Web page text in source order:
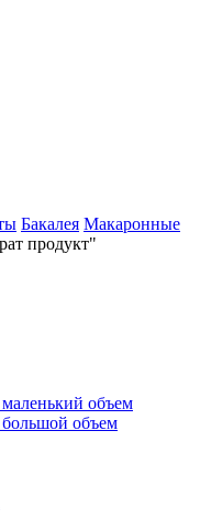
Бакалея Макаронные
продукт"
объем
объем